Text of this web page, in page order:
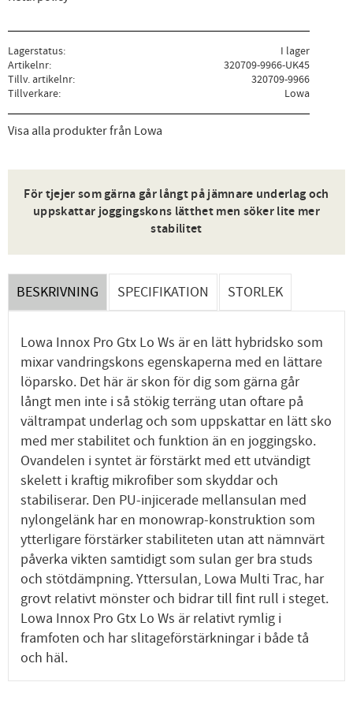
Lagerstatus
I lager
Artikelnr
320709-9966-UK45
Tillv. artikelnr
320709-9966
Tillverkare
Lowa
Visa alla produkter från Lowa
För tjejer som gärna går långt på jämnare underlag och
uppskattar joggingskons lätthet men söker lite mer
stabilitet
BESKRIVNING SPECIFIKATION STORLEK
Lowa Innox Pro Gtx Lo Ws är en lätt hybridsko som
mixar vandringskons egenskaperna med en lättare
löparsko. Det här är skon för dig som gärna går
långt men inte i så stökig terräng utan oftare på
vältrampat underlag och som uppskattar en lätt sko
med mer stabilitet och funktion än en joggingsko.
Ovandelen i syntet är förstärkt med ett utvändigt
skelett i kraftig mikrofiber som skyddar och
stabiliserar. Den PU-injicerade mellansulan med
nylongelänk har en monowrap-konstruktion som
ytterligare förstärker stabiliteten utan att nämnvärt
påverka vikten samtidigt som sulan ger bra studs
och stötdämpning. Yttersulan, Lowa Multi Trac, har
grovt relativt mönster och bidrar till fint rull i steget.
Lowa Innox Pro Gtx Lo Ws är relativt rymlig i
framfoten och har slitageförstärkningar i både tå
och häl.